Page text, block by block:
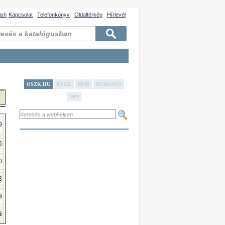
Kapcsolat Telefonkönyv Oldaltérkép Hírlevél
OSZK.HU KSZK MNB HUMANUS
NPA